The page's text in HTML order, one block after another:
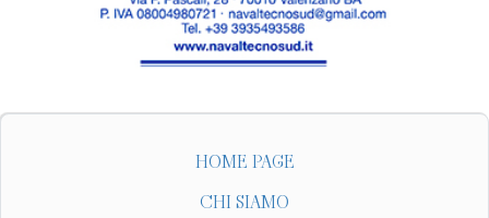
HOME PAGE
CHI SIAMO